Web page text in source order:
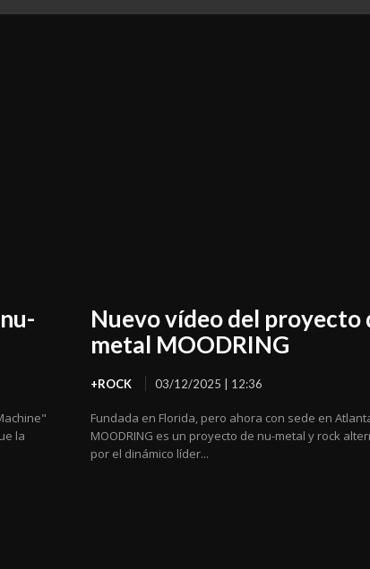
la
Nuevo vídeo del proyecto
metal MOODRING
+ROCK 03/12/2025 | 12:36
Fundada en Florida, pero ahora con sede en
MOODRING es un proyecto de nu-metal y rock
por el dinámico líder...